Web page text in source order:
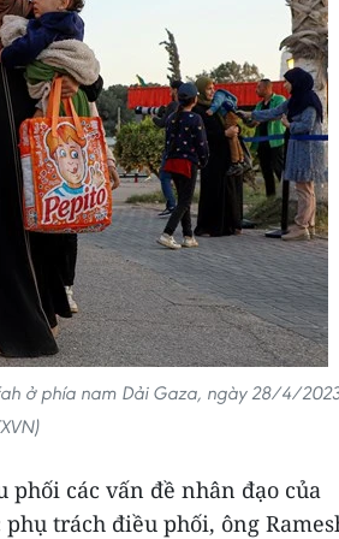
ở phía nam Dải Gaza, ngày 28/4/
các vấn đề nhân đạo của
trách điều phối, ông